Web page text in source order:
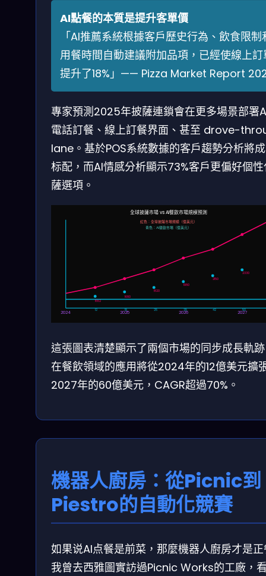
AI點餐的本質是提升客單價
「AI推薦系統根據客戶歷史行為、飲食限制
用餐時間自動建議附加品項，已經使線上訂
提升了18%」—— Pizza Market Report
專家預測2025年披薩連鎖會在更多場景部署
電話訂餐、線上訂餐界面、甚至 drove-
lane。基於POS系統數據的客戶趨勢分析將
标配，而AI情感分析顯示73%客戶更偏好個
薩選項。
2024 2025 2026 2027
1552
1680
1820
1980
2150
2330
12 18 25 35 42 50
全球披薩市場 vs AI餐飲市場規模預測
紅色：全球披薩市場規模（億美元）
青色：AI餐飲市場（億美元）
這張圖表清楚顯示了兩個市場的同步成長軌
在餐飲領域的應用將從2024年的12億美元擴
2027年的60億美元，CAGR超過70%。
機器人廚房：從Picnic到
Piestro的自動化競賽
如果说AI点餐是前菜，那麼機器人廚房才是
我曾去西雅圖實訪過Picnic Works的工廠，